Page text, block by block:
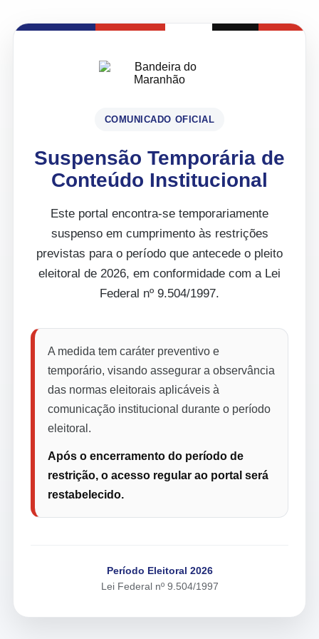
COMUNICADO OFICIAL
Suspensão Temporária de
Conteúdo Institucional
Este portal encontra-se temporariamente
suspenso em cumprimento às restrições
previstas para o período que antecede o pleito
eleitoral de 2026, em conformidade com a Lei
Federal nº 9.504/1997.
A medida tem caráter preventivo e
temporário, visando assegurar a observância
das normas eleitorais aplicáveis à
comunicação institucional durante o período
eleitoral.
Após o encerramento do período de
restrição, o acesso regular ao portal será
restabelecido.
Período Eleitoral 2026
Lei Federal nº 9.504/1997